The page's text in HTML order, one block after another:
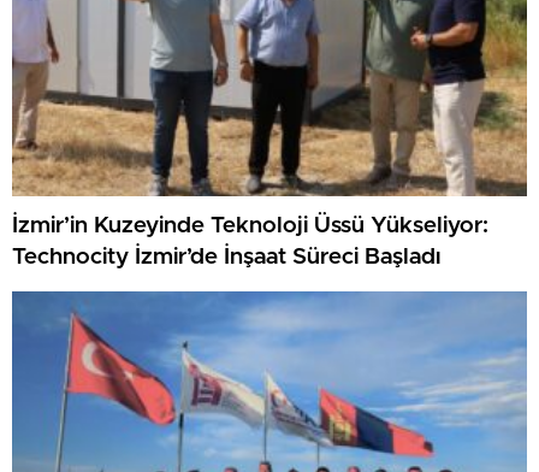
İzmir’in Kuzeyinde Teknoloji Üssü Yükseliyor:
Technocity İzmir’de İnşaat Süreci Başladı